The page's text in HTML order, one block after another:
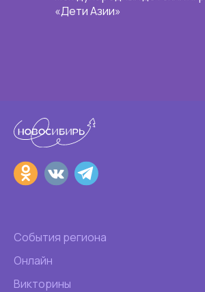
«Дети Азии»
События региона
Онлайн
Викторины